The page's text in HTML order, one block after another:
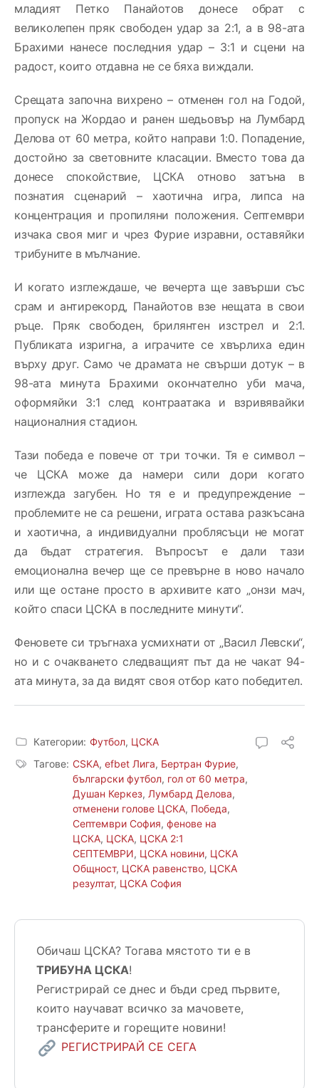
младият Петко Панайотов донесе обрат с
великолепен пряк свободен удар за 2:1, а в 98-ата
Брахими нанесе последния удар – 3:1 и сцени на
радост, които отдавна не се бяха виждали.
Срещата започна вихрено – отменен гол на Годой,
пропуск на Жордао и ранен шедьовър на Лумбард
Делова от 60 метра, който направи 1:0. Попадение,
достойно за световните класации. Вместо това да
донесе спокойствие, ЦСКА отново затъна в
познатия сценарий – хаотична игра, липса на
концентрация и пропиляни положения. Септември
изчака своя миг и чрез Фурие изравни, оставяйки
трибуните в мълчание.
И когато изглеждаше, че вечерта ще завърши със
срам и антирекорд, Панайотов взе нещата в свои
ръце. Пряк свободен, брилянтен изстрел и 2:1.
Публиката изригна, а играчите се хвърлиха един
върху друг. Само че драмата не свърши дотук – в
98-ата минута Брахими окончателно уби мача,
оформяйки 3:1 след контраатака и взривявайки
националния стадион.
Тази победа е повече от три точки. Тя е символ –
че ЦСКА може да намери сили дори когато
изглежда загубен. Но тя е и предупреждение –
проблемите не са решени, играта остава разкъсана
и хаотична, а индивидуални проблясъци не могат
да бъдат стратегия. Въпросът е дали тази
емоционална вечер ще се превърне в ново начало
или ще остане просто в архивите като „онзи мач,
който спаси ЦСКА в последните минути“.
Феновете си тръгнаха усмихнати от „Васил Левски“,
но и с очакването следващият път да не чакат 94-
ата минута, за да видят своя отбор като победител.
Категории: Футбол, ЦСКА
Тагове: CSKA, efbet Лига, Бертран Фурие,
български футбол, гол от 60 метра,
Душан Керкез, Лумбард Делова,
отменени голове ЦСКА, Победа,
Септември София, фенове на
ЦСКА, ЦСКА, ЦСКА 2:1
СЕПТЕМВРИ, ЦСКА новини, ЦСКА
Общност, ЦСКА равенство, ЦСКА
резултат, ЦСКА София
Обичаш ЦСКА? Тогава мястото ти е в
ТРИБУНА ЦСКА!
Регистрирай се днес и бъди сред първите,
които научават всичко за мачовете,
трансферите и горещите новини!
РЕГИСТРИРАЙ СЕ СЕГА